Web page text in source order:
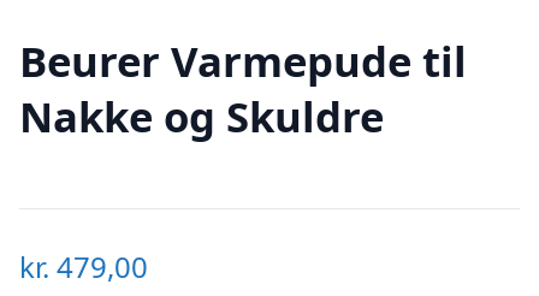
Beurer Varmepude til
Nakke og Skuldre
kr. 479,00